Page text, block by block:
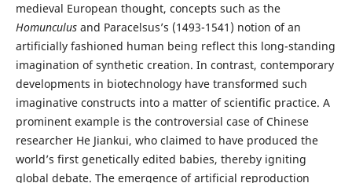
medieval European thought, concepts such as the
Homunculusand Paracelsus’s (1493-1541) notion of an
artificially fashioned human being reflect this long-standing
imagination of synthetic creation. In contrast, contemporary
developments in biotechnology have transformed such
imaginative constructs into a matter of scientific practice. A
prominent example is the controversial case of Chinese
researcher He Jiankui, who claimed to have produced the
world’s first genetically edited babies, thereby igniting
global debate. The emergence of artificial reproduction